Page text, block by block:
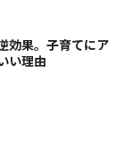
効果。子育てにア
い理由